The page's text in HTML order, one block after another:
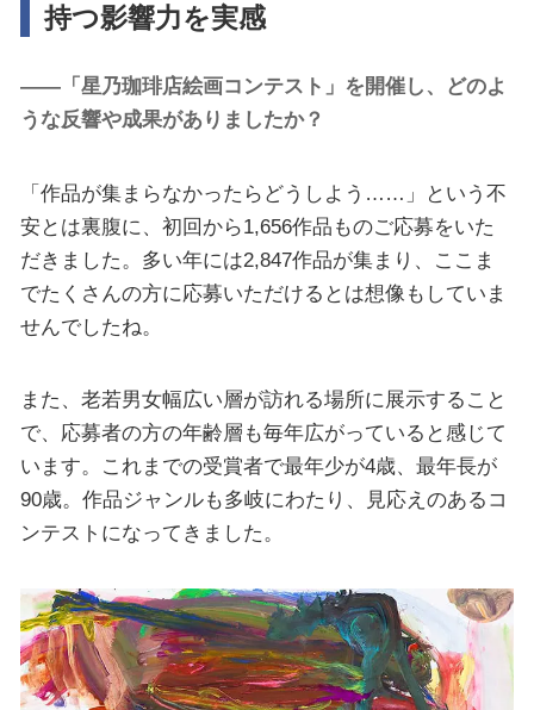
持つ影響力を実感
――「星乃珈琲店絵画コンテスト」を開催し、どのよ
うな反響や成果がありましたか？
「作品が集まらなかったらどうしよう……」という不
安とは裏腹に、初回から1,656作品ものご応募をいた
だきました。多い年には2,847作品が集まり、ここま
でたくさんの方に応募いただけるとは想像もしていま
せんでしたね。
また、老若男女幅広い層が訪れる場所に展示すること
で、応募者の方の年齢層も毎年広がっていると感じて
います。これまでの受賞者で最年少が4歳、最年長が
90歳。作品ジャンルも多岐にわたり、見応えのあるコ
ンテストになってきました。